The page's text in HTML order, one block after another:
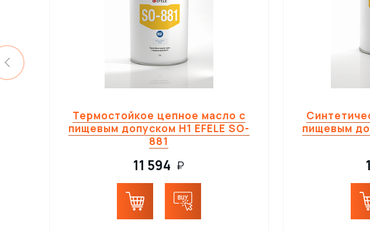
Термостойкое цепное масло с
пищевым допуском H1 EFELE SO-
881
11 594 ₽
пищевым